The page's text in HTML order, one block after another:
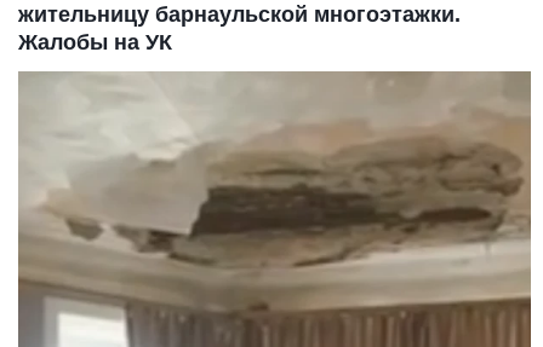
жительницу барнаульской многоэтажки.
Жалобы на УК